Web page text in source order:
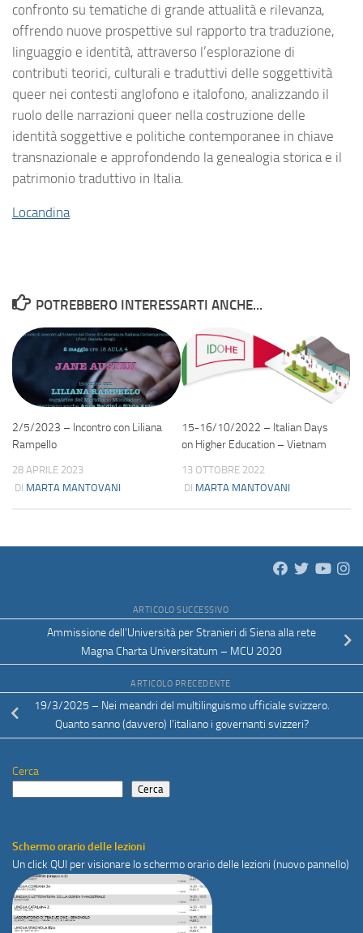
confronto su tematiche di grande attualità e rilevanza,
offrendo nuove prospettive sul rapporto tra traduzione,
linguaggio e identità, attraverso l’esplorazione di
contributi teorici, culturali e traduttivi delle soggettività
queer nei contesti anglofono e italofono, analizzando il
ruolo delle narrazioni queer nella costruzione delle
identità soggettive e politiche contemporanee in chiave
transnazionale e approfondendo la genealogia storica e il
patrimonio traduttivo in Italia.
Locandina
POTREBBERO INTERESSARTI ANCHE...
2/5/2023 – Incontro con Liliana
Rampello
28 APRILE 2023
DI MARTA MANTOVANI
15-16/10/2022 – Italian Days
on Higher Education – Vietnam
13 OTTOBRE 2022
DI MARTA MANTOVANI
ARTICOLO SUCCESSIVO
Ammissione dell’Università per Stranieri di Siena alla rete
Magna Charta Universitatum – MCU 2020
ARTICOLO PRECEDENTE
19/3/2025 – Nei meandri del multilinguismo ufficiale svizzero.
Quanto sanno (davvero) l’italiano i governanti svizzeri?
Cerca
Cerca
Schermo orario delle lezioni
Un click QUI per visionare lo schermo orario delle lezioni (nuovo pannello)